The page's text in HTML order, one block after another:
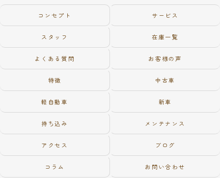
コンセプト サービス
スタッフ 在庫一覧
よくある質問 お客様の声
特徴 中古車
軽自動車 新車
持ち込み メンテナンス
アクセス ブログ
コラム お問い合わせ